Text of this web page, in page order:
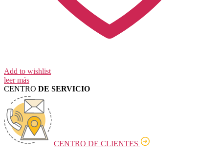
Add to wishlist
leer más
CENTRO DE SERVICIO
CENTRO DE CLIENTES